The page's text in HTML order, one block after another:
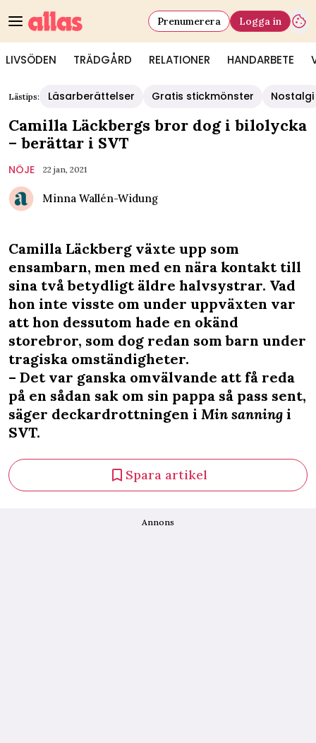
LIVSÖDEN TRÄDGÅRD RELATIONER HANDARBETE
Prenumerera Logga in
Lästips: Läsarberättelser Gratis stickmönster Nostalgi
Camilla Läckbergs bror dog i bilolycka
– berättar i SVT
NÖJE 22 jan, 2021
Minna Wallén-Widung
Camilla Läckberg växte upp som
ensambarn, men med en nära kontakt till
sina två betydligt äldre halvsystrar. Vad
hon inte visste om under uppväxten var
att hon dessutom hade en okänd
storebror, som dog redan som barn under
tragiska omständigheter.
– Det var ganska omvälvande att få reda
på en sådan sak om sin pappa så pass sent,
säger deckardrottningen i Min sanning i
SVT.
Spara artikel
Annons